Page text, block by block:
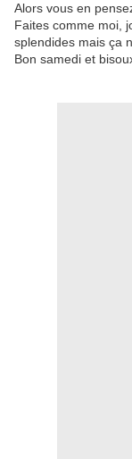
Alors vous en
Faites comme moi,
splendides mais ça
Bon samedi et